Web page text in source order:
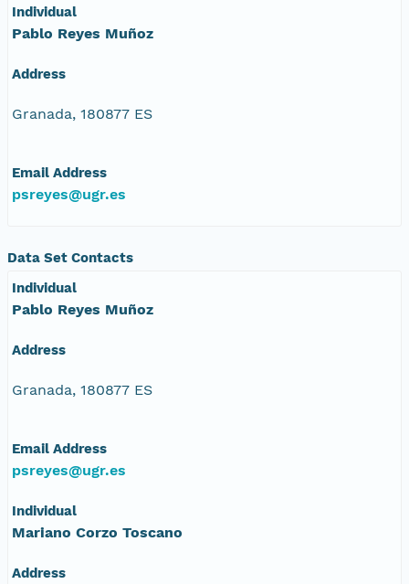
Individual
Pablo Reyes Muñoz
Address
Granada, 180877 ES
Email Address
psreyes@ugr.es
Data Set Contacts
Individual
Pablo Reyes Muñoz
Address
Granada, 180877 ES
Email Address
psreyes@ugr.es
Individual
Mariano Corzo Toscano
Address